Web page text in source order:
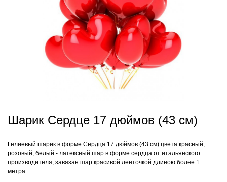
Шарик Сердце 17 дюймов (43 см)
Гелиевый шарик в форме Сердца 17 дюймов (43 см) цвета красный,
розовый, белый - латексный шар в форме сердца от итальянского
производителя, завязан шар красивой ленточкой длиною более 1
метра.